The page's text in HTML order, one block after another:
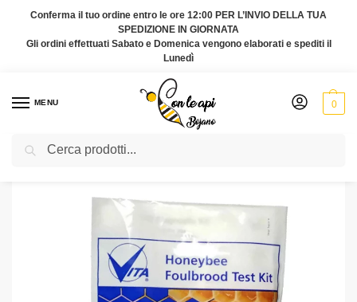
Conferma il tuo ordine entro le ore 12:00 PER L’INVIO DELLA TUA
SPEDIZIONE IN GIORNATA
Gli ordini effettuati Sabato e Domenica vengono elaborati e spediti il
Lunedì
MENU 0
Home Trattamenti antivarroa.